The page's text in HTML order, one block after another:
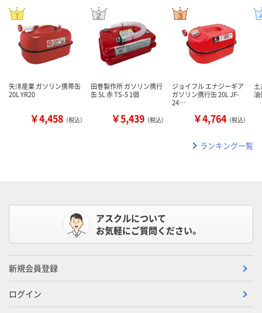
矢澤産業 ガソリン携帯缶
20L YR20
￥4,458 （税込）
田巻製作所 ガソリン携行
缶 5L 赤 TS-5 1個
￥5,439 （税込）
ジョイフル エナジーギア
ガソリン携行缶 20L JF-
24…
￥4,764 （税込）
土
油
ランキング一覧
アスクルについて
お気軽にご質問ください。
新規会員登録
ログイン